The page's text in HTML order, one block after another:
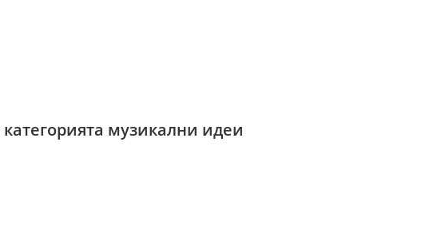
музикални идеи